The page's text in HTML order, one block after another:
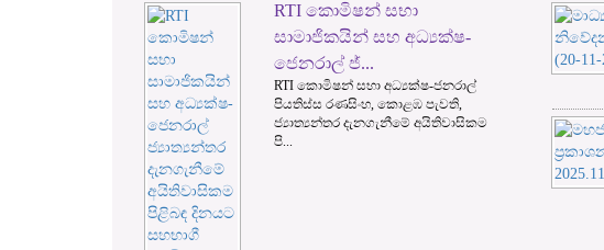
RTI කොමිෂන් සභා
සාමාජිකයින් සහ අධ්‍යක්ෂ-
ජෙනරාල් ජ්...
RTI කොමිෂන් සභා අධ්‍යක්ෂ-ජනරාල්
පියතිස්ස රණසිංහ, කොළඹ පැවති,
ජ්‍යාත්‍යන්තර දැනගැනීමේ අයිතිවාසිකම
පි...